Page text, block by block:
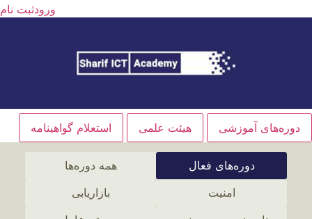
ورودثبت نام
دوره‌های آموزشی هیئت علمی استعلام گواهینامه
دوره‌های فعال
همه دوره‌ها
امنیت
بازاریابی